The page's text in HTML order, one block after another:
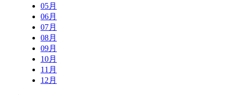
05月
06月
07月
08月
09月
10月
11月
12月